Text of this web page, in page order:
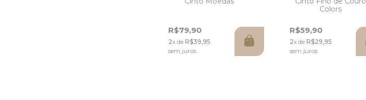
R$79,90
2x de R$39,95
sem juros
Colors
R$59,90
2x de R$29,95
sem juros